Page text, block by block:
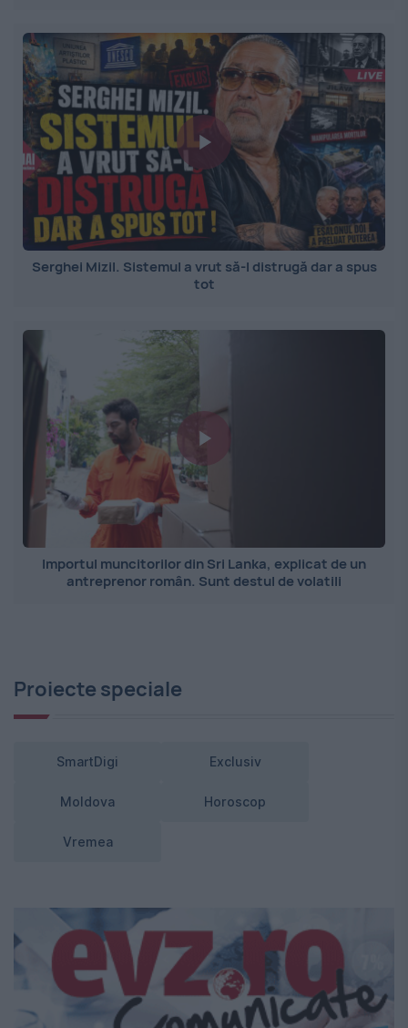
Serghei Mizil. Sistemul a vrut să-l distrugă dar a spus
tot
Importul muncitorilor din Sri Lanka, explicat de un
antreprenor român. Sunt destul de volatili
Proiecte speciale
SmartDigi Exclusiv
Moldova Horoscop
Vremea